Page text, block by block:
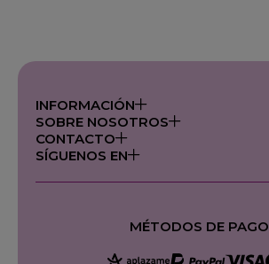
INFORMACIÓN
SOBRE NOSOTROS
CONTACTO
SÍGUENOS EN
MÉTODOS DE PAGO